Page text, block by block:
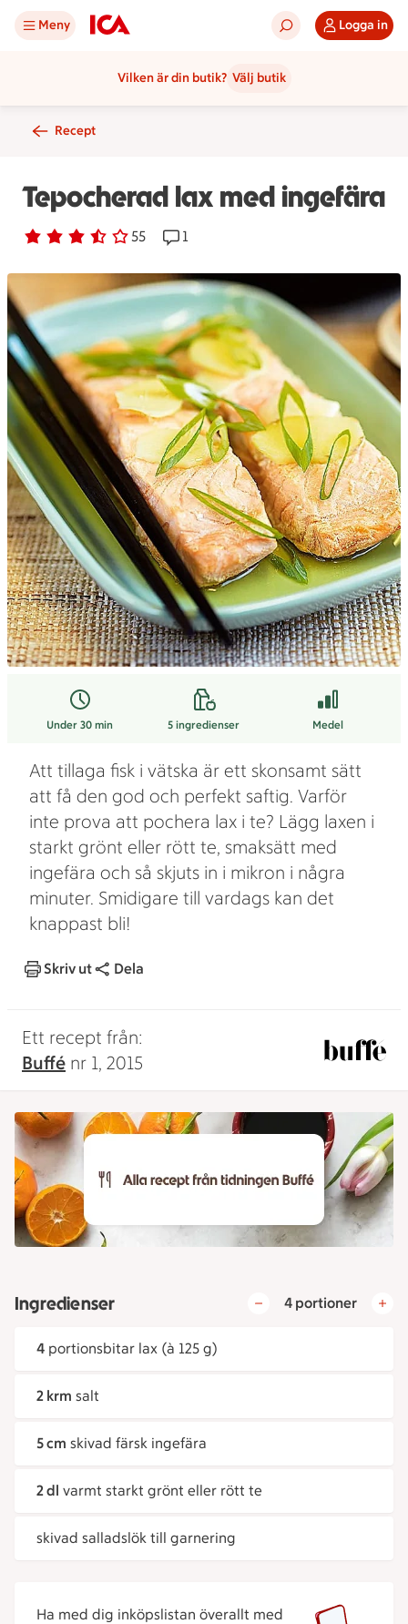
Meny Logga in
Vilken är din butik? Välj butik
Recept
Tepocherad lax med ingefära
Betyg 3.1 av 5. 55
55 personer har röstatReceptet har 1 kommentarer
1
Under 30 min 5ingredienser Medel
Att tillaga fisk i vätska är ett skonsamt sätt
att få den god och perfekt saftig. Varför
inte prova att pochera lax i te? Lägg laxen i
starkt grönt eller rött te, smaksätt med
ingefära och så skjuts in i mikron i några
minuter. Smidigare till vardags kan det
knappast bli!
Skriv ut Dela
Ett recept från:
Buffé nr 1, 2015
Ingredienser 4 portioner
4 portionsbitar lax (à 125 g)
2 krm salt
5 cm skivad färsk ingefära
2 dl varmt starkt grönt eller rött te
skivad salladslök till garnering
Ha med dig inköpslistan överallt med